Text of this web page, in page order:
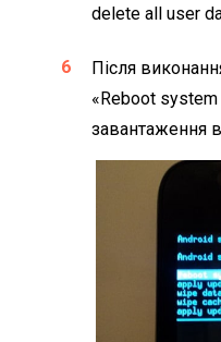
delete all user
Після
«Reboot system
завантаження